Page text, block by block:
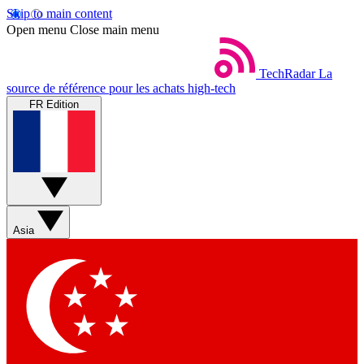
Skip to main content
Open menu Close main menu
TechRadar La
source de référence pour les achats high-tech
FR Edition
Asia